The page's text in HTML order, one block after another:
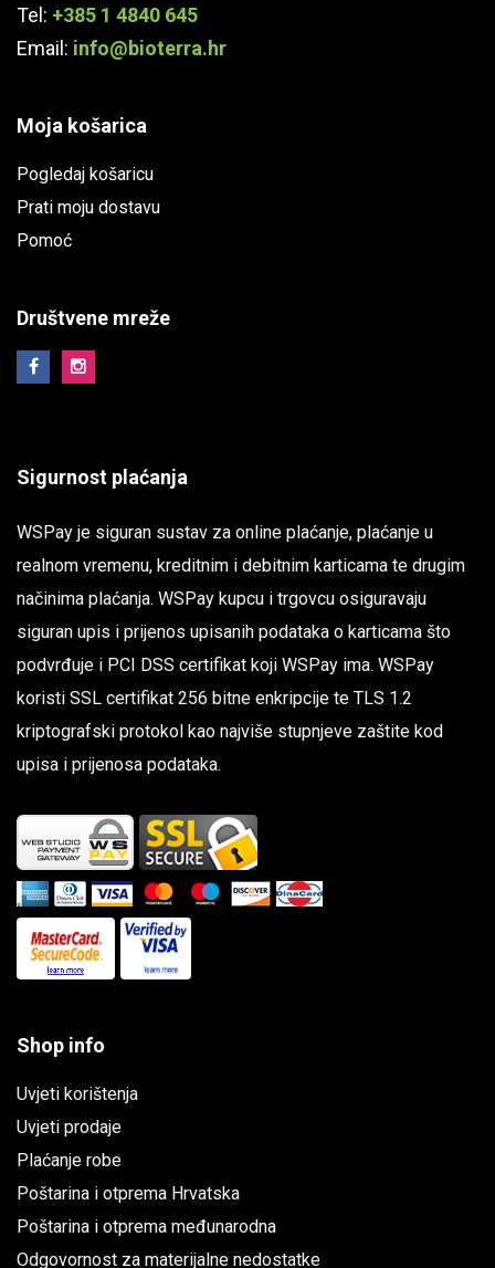
Tel: +385 1 4840 645
Email: info@bioterra.hr
Moja košarica
Pogledaj košaricu
Prati moju dostavu
Pomoć
Društvene mreže
Sigurnost plaćanja
WSPay je siguran sustav za online plaćanje, plaćanje u
realnom vremenu, kreditnim i debitnim karticama te drugim
načinima plaćanja. WSPay kupcu i trgovcu osiguravaju
siguran upis i prijenos upisanih podataka o karticama što
podvrđuje i PCI DSS certifikat koji WSPay ima. WSPay
koristi SSL certifikat 256 bitne enkripcije te TLS 1.2
kriptografski protokol kao najviše stupnjeve zaštite kod
upisa i prijenosa podataka.
Shop info
Uvjeti korištenja
Uvjeti prodaje
Plaćanje robe
Poštarina i otprema Hrvatska
Poštarina i otprema međunarodna
Odgovornost za materijalne nedostatke